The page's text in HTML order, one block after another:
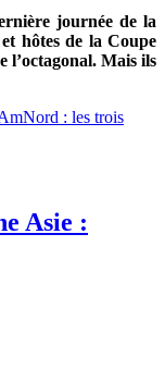
journée de la
hôtes de la Coupe
l’octagonal. Mais ils
: les trois
Asie :